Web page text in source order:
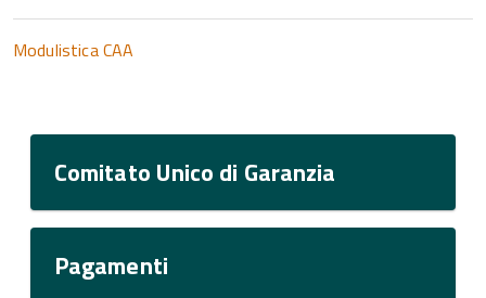
Modulistica CAA
Comitato Unico di Garanzia
Pagamenti